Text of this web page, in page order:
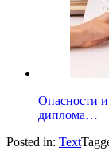
Опасности
диплома…
Posted in: Text